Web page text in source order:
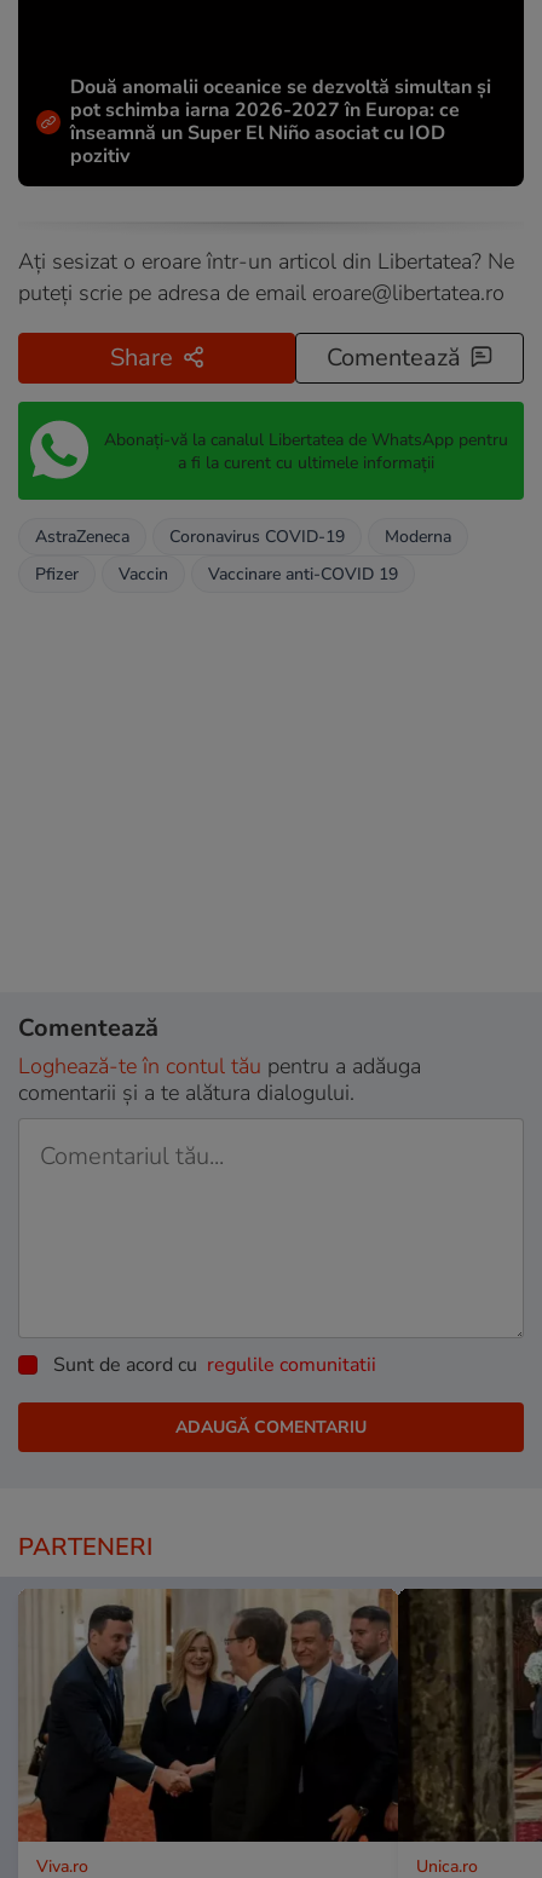
Două anomalii oceanice se dezvoltă simultan și
pot schimba iarna 2026-2027 în Europa: ce
înseamnă un Super El Niño asociat cu IOD
pozitiv
Ați sesizat o eroare într-un articol din Libertatea? Ne
puteți scrie pe adresa de email eroare@libertatea.ro
Share Comentează
Abonați-vă la canalul Libertatea de WhatsApp pentru
a fi la curent cu ultimele informații
AstraZeneca Coronavirus COVID-19
Moderna
Pfizer
Vaccin Vaccinare anti-COVID 19
Comentează
Loghează-te în contul tău pentru a adăuga
comentarii și a te alătura dialogului.
Sunt de acord cu regulile comunitatii
PARTENERI
Viva.ro Unica.ro